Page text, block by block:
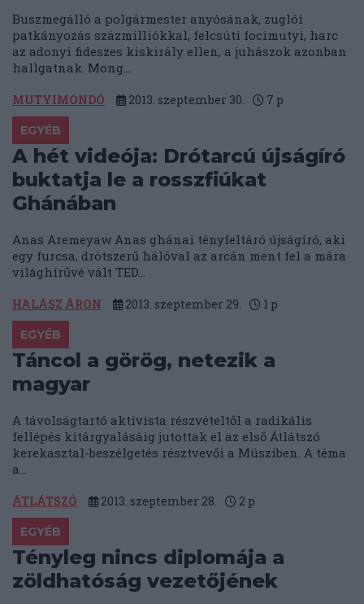
Buszmegálló a polgármester anyósának, zuglói
patkányozás százmilliókkal, felcsúti focimutyi, harc
az adonyi fideszes kiskirály ellen, a juhászok azonban
hallgatnak. Mong...
MUTYIMONDÓ 2013. szeptember 30. 7 p
EGYÉB
A hét videója: Drótarcú újságíró
buktatja le a rosszfiúkat
Ghánában
Anas Aremeyaw Anas ghánai tényfeltáró újságíró, aki
egy furcsa, drótszerű hálóval az arcán ment fel a mára
világhírűvé vált TED...
HALÁSZ ÁRON 2013. szeptember 29. 1 p
EGYÉB
Táncol a görög, netezik a
magyar
A távolságtartó aktivista részvételtől a radikális
fellépés kitárgyalásáig jutottak el az első Átlátszó
kerekasztal-beszélgetés résztvevői a Müsziben. A téma
a...
ÁTLÁTSZÓ 2013. szeptember 28. 2 p
EGYÉB
Tényleg nincs diplomája a
zöldhatóság vezetőjének